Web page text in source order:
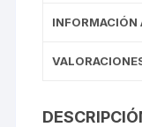
INFORMACIÓN